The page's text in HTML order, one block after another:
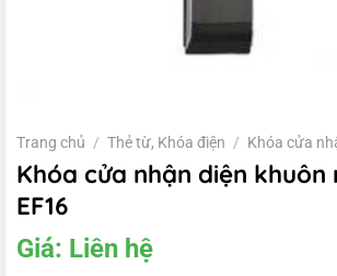
Trang chủ / Thẻ từ, Khóa điện / Khóa cửa
Khóa cửa nhận diện khuôn
EF16
Giá: Liên hệ